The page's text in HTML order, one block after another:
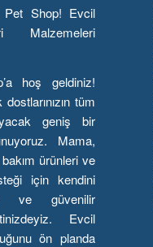
Pet Shop! Evcil
Malzemeleri
hoş geldiniz!
tüm
geniş bir
Mama,
ürünleri ve
için kendini
ve güvenilir
Evcil
ön planda